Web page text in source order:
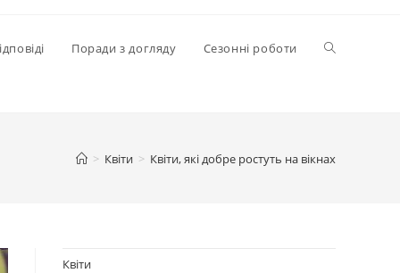
Поради з догляду Сезонні роботи Перемкнути
> Квіти > Квіти, які добре ростуть на вікнах
Квіти